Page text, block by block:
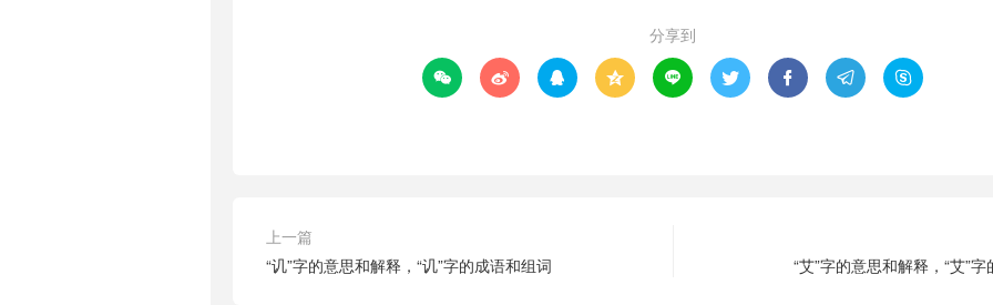
分享到
        
上一篇
“讥”字的意思和解释，“讥”字的成语和组词
“艾”字的意思和解释，“艾”